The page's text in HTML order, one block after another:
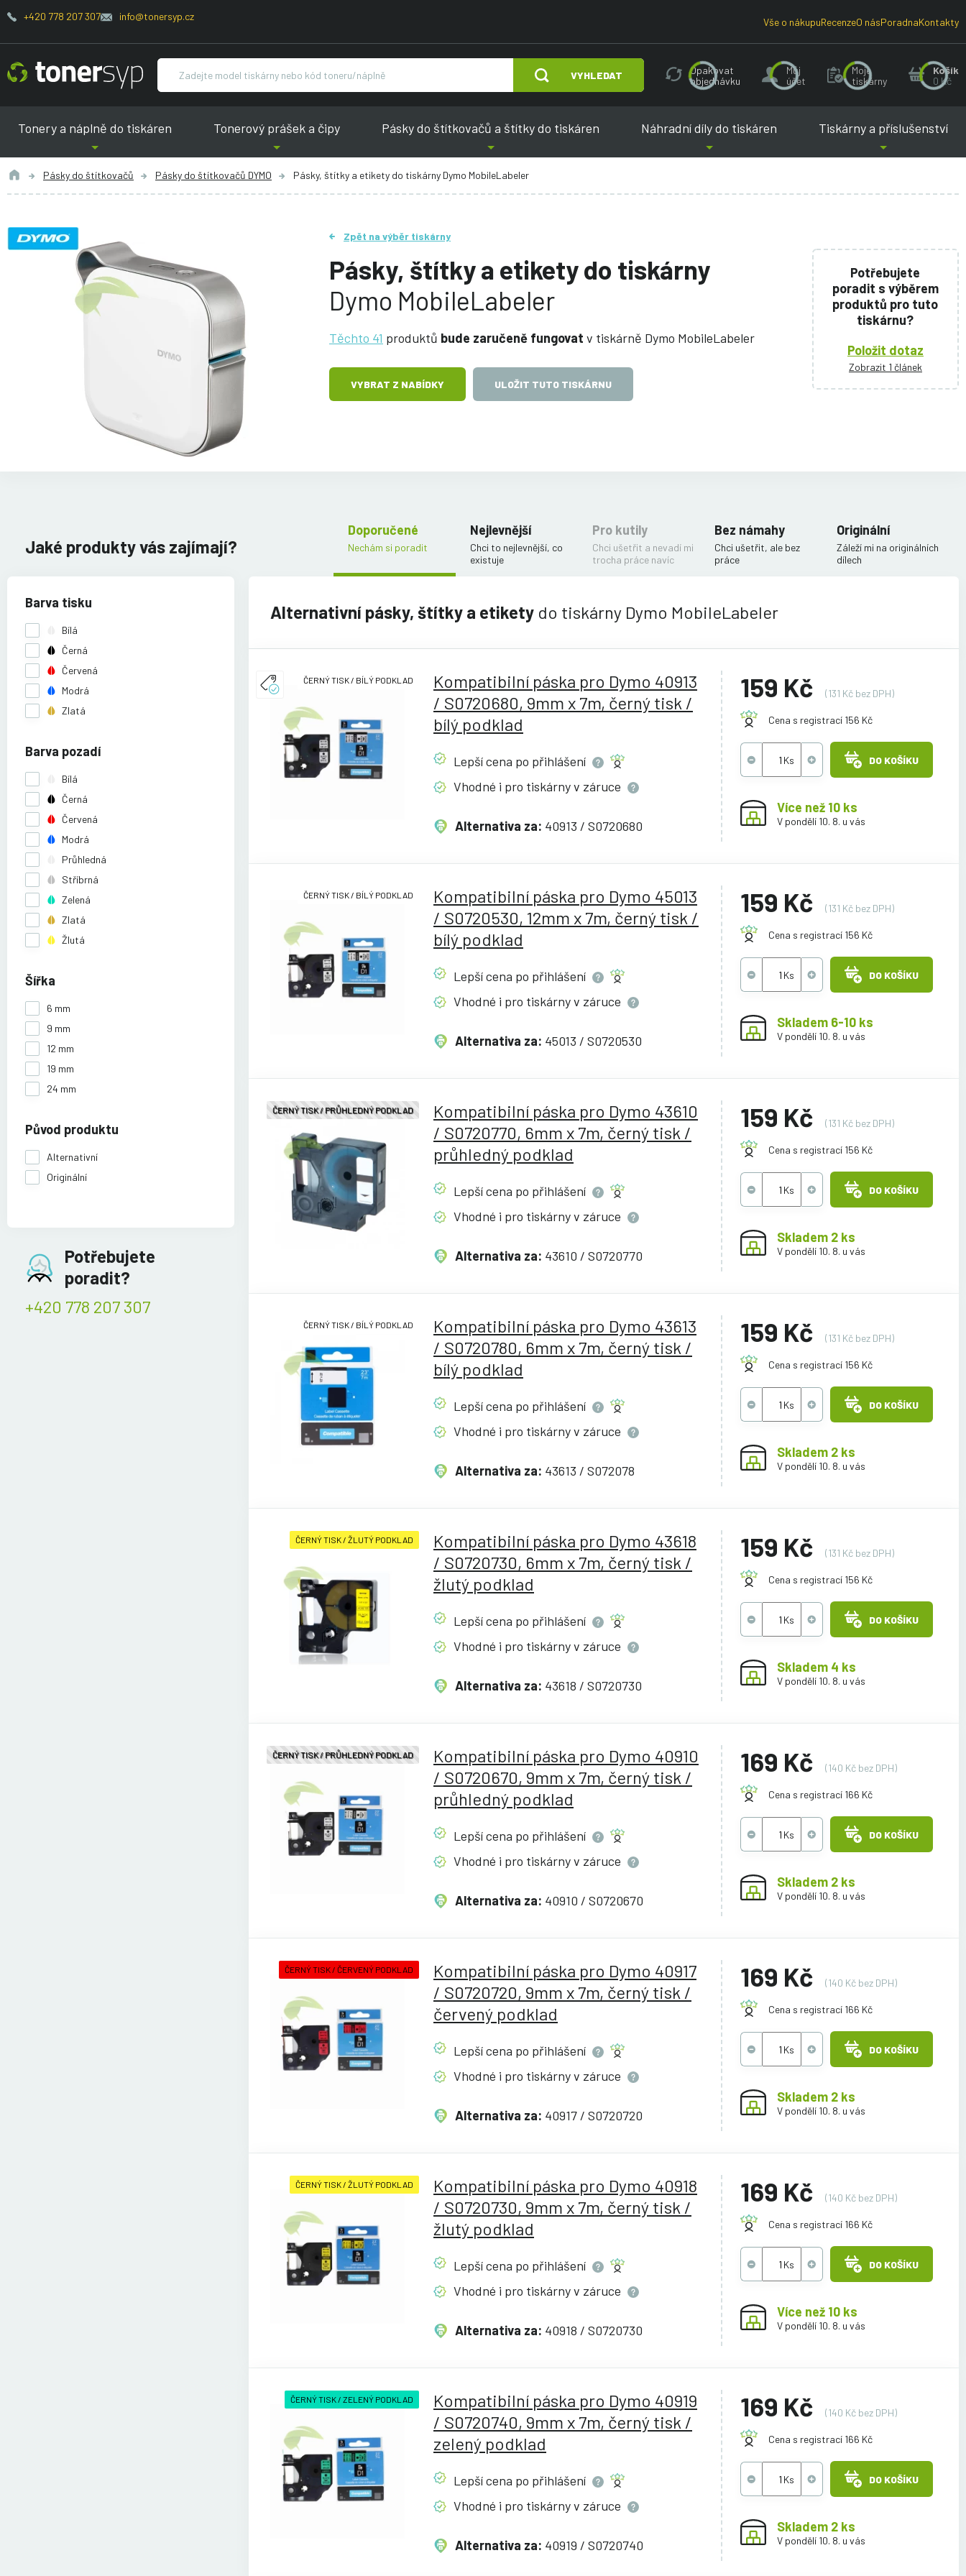
+420 778 207 307 info@tonersyp.cz Vše o nákupuRecenzeO násPoradnaKontakty
VYHLEDAT
Opakovat
objednávku
Můj
účet
Moje
tiskárny
Košík
0 Kč
Tonery a náplně do tiskáren Tonerový prášek a čipy Pásky do štítkovačů a štítky do tiskáren Náhradní díly do tiskáren Tiskárny a příslušenství
Pásky do štítkovačů Pásky do štítkovačů DYMO Pásky, štítky a etikety do tiskárny Dymo MobileLabeler
Zpět na výběr tiskárny
Pásky, štítky a etikety do tiskárny
Dymo MobileLabeler
Těchto 41 produktů bude zaručeně fungovat v tiskárně Dymo MobileLabeler
VYBRAT Z NABÍDKY ULOŽIT TUTO TISKÁRNU
Potřebujete
poradit s výběrem
produktů pro tuto
tiskárnu?
Položit dotaz
Zobrazit 1 článek
Jaké produkty vás zajímají?
Barva tisku
Bílá
Černá
Červená
Modrá
Zlatá
Barva pozadí
Bílá
Černá
Červená
Modrá
Průhledná
Stříbrná
Zelená
Zlatá
Žlutá
Šířka
6 mm
9 mm
12 mm
19 mm
24 mm
Původ produktu
Alternativní
Originální
Potřebujete
poradit?
+420 778 207 307
Doporučené
Nechám si poradit
Nejlevnější
Chci to nejlevnější, co
existuje
Pro kutily
Chci ušetřit a nevadí mi
trocha práce navíc
Bez námahy
Chci ušetřit, ale bez
práce
Originální
Záleží mi na originálních
dílech
Alternativní pásky, štítky a etikety do tiskárny Dymo MobileLabeler
ČERNÝ TISK / BÍLÝ PODKLAD
Kompatibilní páska pro Dymo 40913
/ S0720680, 9mm x 7m, černý tisk /
bílý podklad
Lepší cena po přihlášení
Vhodné i pro tiskárny v záruce
Alternativa za: 40913 / S0720680
159 Kč (131 Kč bez DPH)
Cena s registrací 156 Kč
DO KOŠÍKU
Více než 10 ks
V pondělí 10. 8. u vás
ČERNÝ TISK / BÍLÝ PODKLAD
Kompatibilní páska pro Dymo 45013
/ S0720530, 12mm x 7m, černý tisk /
bílý podklad
Lepší cena po přihlášení
Vhodné i pro tiskárny v záruce
Alternativa za: 45013 / S0720530
159 Kč (131 Kč bez DPH)
Cena s registrací 156 Kč
DO KOŠÍKU
Skladem 6-10 ks
V pondělí 10. 8. u vás
ČERNÝ TISK / PRŮHLEDNÝ PODKLAD
Kompatibilní páska pro Dymo 43610
/ S0720770, 6mm x 7m, černý tisk /
průhledný podklad
Lepší cena po přihlášení
Vhodné i pro tiskárny v záruce
Alternativa za: 43610 / S0720770
159 Kč (131 Kč bez DPH)
Cena s registrací 156 Kč
DO KOŠÍKU
Skladem 2 ks
V pondělí 10. 8. u vás
ČERNÝ TISK / BÍLÝ PODKLAD
Kompatibilní páska pro Dymo 43613
/ S0720780, 6mm x 7m, černý tisk /
bílý podklad
Lepší cena po přihlášení
Vhodné i pro tiskárny v záruce
Alternativa za: 43613 / S072078
159 Kč (131 Kč bez DPH)
Cena s registrací 156 Kč
DO KOŠÍKU
Skladem 2 ks
V pondělí 10. 8. u vás
ČERNÝ TISK / ŽLUTÝ PODKLAD
Kompatibilní páska pro Dymo 43618
/ S0720730, 6mm x 7m, černý tisk /
žlutý podklad
Lepší cena po přihlášení
Vhodné i pro tiskárny v záruce
Alternativa za: 43618 / S0720730
159 Kč (131 Kč bez DPH)
Cena s registrací 156 Kč
DO KOŠÍKU
Skladem 4 ks
V pondělí 10. 8. u vás
ČERNÝ TISK / PRŮHLEDNÝ PODKLAD
Kompatibilní páska pro Dymo 40910
/ S0720670, 9mm x 7m, černý tisk /
průhledný podklad
Lepší cena po přihlášení
Vhodné i pro tiskárny v záruce
Alternativa za: 40910 / S0720670
169 Kč (140 Kč bez DPH)
Cena s registrací 166 Kč
DO KOŠÍKU
Skladem 2 ks
V pondělí 10. 8. u vás
ČERNÝ TISK / ČERVENÝ PODKLAD
Kompatibilní páska pro Dymo 40917
/ S0720720, 9mm x 7m, černý tisk /
červený podklad
Lepší cena po přihlášení
Vhodné i pro tiskárny v záruce
Alternativa za: 40917 / S0720720
169 Kč (140 Kč bez DPH)
Cena s registrací 166 Kč
DO KOŠÍKU
Skladem 2 ks
V pondělí 10. 8. u vás
ČERNÝ TISK / ŽLUTÝ PODKLAD
Kompatibilní páska pro Dymo 40918
/ S0720730, 9mm x 7m, černý tisk /
žlutý podklad
Lepší cena po přihlášení
Vhodné i pro tiskárny v záruce
Alternativa za: 40918 / S0720730
169 Kč (140 Kč bez DPH)
Cena s registrací 166 Kč
DO KOŠÍKU
Více než 10 ks
V pondělí 10. 8. u vás
ČERNÝ TISK / ZELENÝ PODKLAD
Kompatibilní páska pro Dymo 40919
/ S0720740, 9mm x 7m, černý tisk /
zelený podklad
Lepší cena po přihlášení
Vhodné i pro tiskárny v záruce
Alternativa za: 40919 / S0720740
169 Kč (140 Kč bez DPH)
Cena s registrací 166 Kč
DO KOŠÍKU
Skladem 2 ks
V pondělí 10. 8. u vás